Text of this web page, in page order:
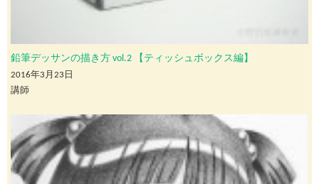
鉛筆デッサンの描き方 vol.2 【ティッシュボックス編】
2016年3月23日
講師